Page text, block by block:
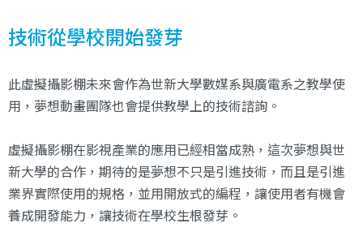
技術從學校開始發芽
此虛擬攝影棚未來會作為世新大學數媒系與廣電系之教學使
用，夢想動畫團隊也會提供教學上的技術諮詢。
虛擬攝影棚在影視產業的應用已經相當成熟，這次夢想與世
新大學的合作，期待的是夢想不只是引進技術，而且是引進
業界實際使用的規格，並用開放式的編程，讓使用者有機會
養成開發能力，讓技術在學校生根發芽。